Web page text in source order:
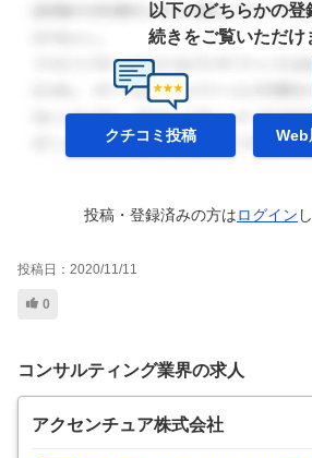
以下のどちらかの登
続きをご覧いただけ
クチコミ投稿 Web
投稿・登録済みの方はログイン
投稿日： 2020/11/11
0
コンサルティング業界の求人
アクセンチュア株式会社